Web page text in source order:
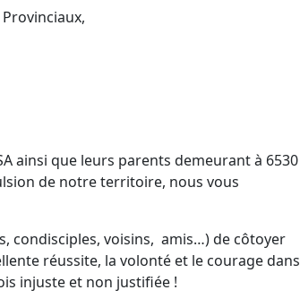
ainsi que leurs parents demeurant à 6530
de notre territoire, nous vous
condisciples, voisins, amis…) de côtoyer
réussite, la volonté et le courage dans
injuste et non justifiée !